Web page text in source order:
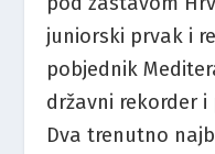
juniorski prvak i
pobjednik
državni rekorder
Dva trenutno